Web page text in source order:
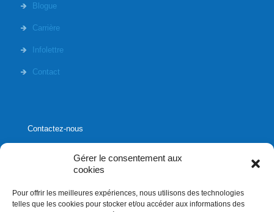
Gérer le consentement aux
cookies
Pour offrir les meilleures expériences, nous utilisons des technologies
telles que les cookies pour stocker et/ou accéder aux informations des
Blogue
Carrière
Infolettre
Contact
Contactez-nous
1020, rue Bouvier, suite 400,
Québec (Québec) G2K 0K9